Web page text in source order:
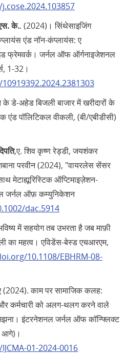
के.. (2024)। सिंथेसाइजिंग
एंड नॉन-कंप्लायंस: ए
फ्रेमवर्क। जर्नल ऑफ ऑर्गनाइजेशनल
1-32।
डे-अहेड बिजली बाजार में खरीदारों के
एंड पॉलिटिकल वीकली, (बी/एबीडीसी)
,ए. शिव कृष्ण रेड्डी, जयशंकर
परवीन (2024), "वायरलेस सेंसर
मेटाह्यूरिस्टिक ऑप्टिमाइज़ेशन-
जर्नल ऑफ़ कम्युनिकेशन
dac.5914
में सहयोग तब उभरता है जब माफ़ी
का महत्व। एविडेंस-बेस्ड एचआरएम,
10.1108/EBHRM-08-
(2024). काम पर सामाजिक कलह:
कर्मचारी को अलग-थलग करने वाले
इंटरनेशनल जर्नल ऑफ कॉन्फ्लिक्ट
आगे)।
01-2024-0016